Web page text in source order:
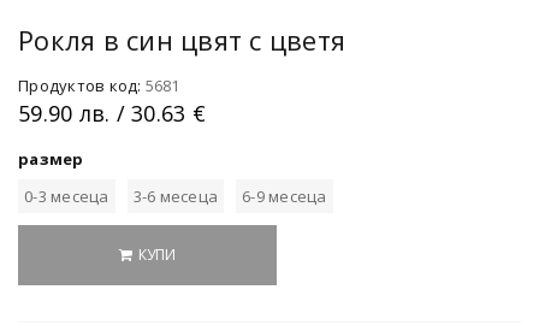
Рокля в син цвят с цветя
Продуктов код: 5681
59.90 лв. / 30.63 €
размер
0-3 месеца
3-6 месеца 6-9 месеца
КУПИ